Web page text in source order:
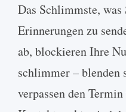
Das Schlimmste,
Erinnerungen zu
ab, blockieren Ihre
schlimmer – blenden
verpassen den